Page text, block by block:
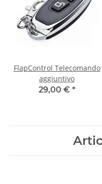
FlapControl Telecomando
aggiuntivo
29,00 € *